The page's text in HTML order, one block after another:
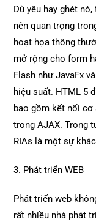
Dù yêu hay ghét
nên quan trọng
hoạt họa thông
mở rộng cho form
Flash như JavaFx
hiệu suất. HTML 5
bao gồm kết nối cơ
trong AJAX. Trong
RIAs là một sự
3. Phát triển WEB
Phát triển web
rất nhiều nhà phát